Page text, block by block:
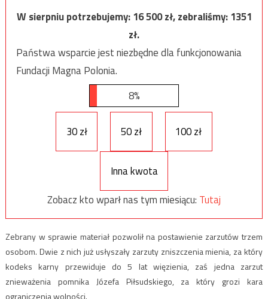
W sierpniu potrzebujemy:16 500zł, zebraliśmy:1351
zł.
Państwa wsparcie jest niezbędne dla funkcjonowania
Fundacji Magna Polonia.
8%
30 zł 50 zł 100 zł
Inna kwota
Zobacz kto wparł nas tym miesiącu: Tutaj
Zebrany w sprawie materiał pozwolił na postawienie zarzutów trzem
osobom. Dwie z nich już usłyszały zarzuty zniszczenia mienia, za który
kodeks karny przewiduje do 5 lat więzienia, zaś jedna zarzut
znieważenia pomnika Józefa Piłsudskiego, za który grozi kara
ograniczenia wolności.